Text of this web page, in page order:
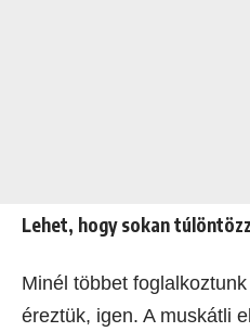
Lehet, hogy sokan
Minél többet
éreztük, igen. A muskátli